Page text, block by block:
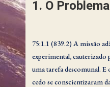
1. O
75:1.1 (839.2) A missão
experimental, cauterizado
uma tarefa descomunal. E
cedo se conscientizaram